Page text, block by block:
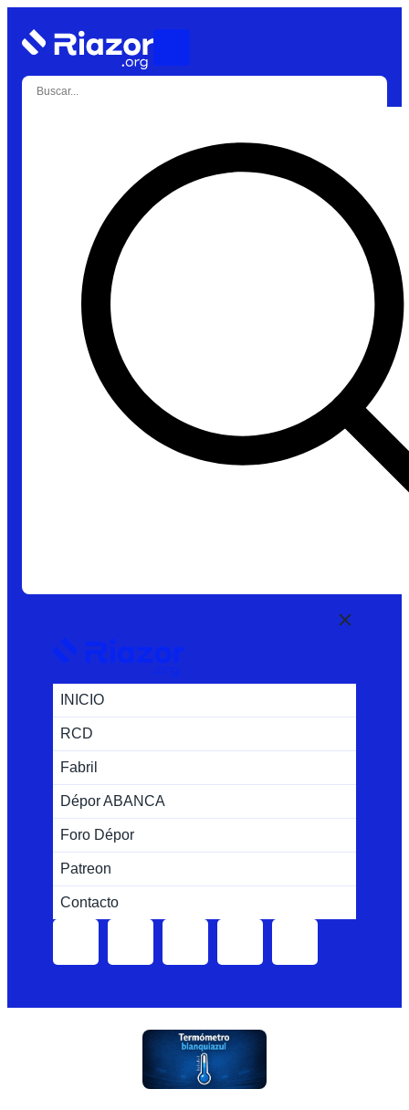
INICIO
RCD
Fabril
Dépor ABANCA
Foro Dépor
Patreon
Contacto